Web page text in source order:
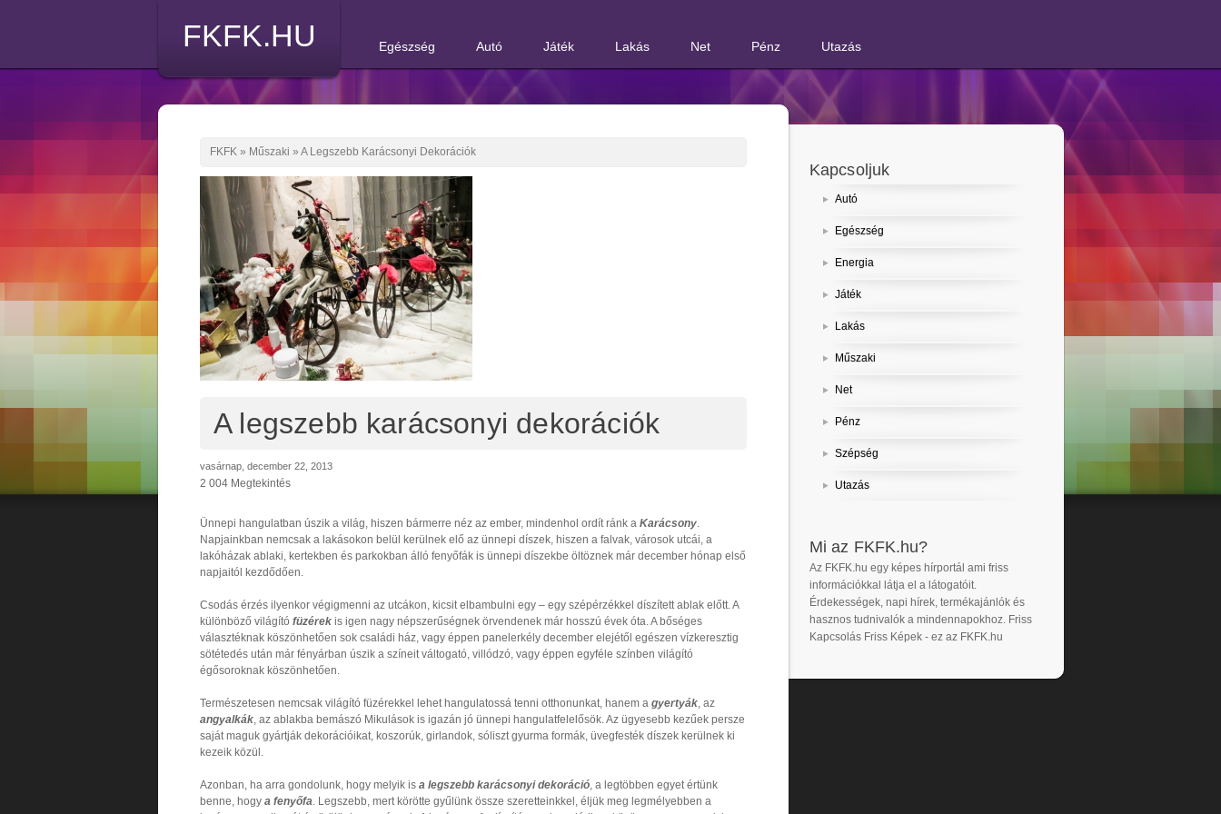
FKFK.HU Egészség Autó Játék Lakás Net Pénz Utazás
FKFK » Műszaki » A Legszebb Karácsonyi Dekorációk
A legszebb karácsonyi dekorációk
vasárnap, december 22, 2013
2 004 Megtekintés
Ünnepi hangulatban úszik a világ, hiszen bármerre néz az ember, mindenhol ordít ránk a Karácsony.
Napjainkban nemcsak a lakásokon belül kerülnek elő az ünnepi díszek, hiszen a falvak, városok utcái, a
lakóházak ablaki, kertekben és parkokban álló fenyőfák is ünnepi díszekbe öltöznek már december hónap első
napjaitól kezdődően.
Csodás érzés ilyenkor végigmenni az utcákon, kicsit elbambulni egy – egy szépérzékkel díszített ablak előtt. A
különböző világító füzérek is igen nagy népszerűségnek örvendenek már hosszú évek óta. A bőséges
választéknak köszönhetően sok családi ház, vagy éppen panelerkély december elejétől egészen vízkeresztig
sötétedés után már fényárban úszik a színeit váltogató, villódzó, vagy éppen egyféle színben világító
égősoroknak köszönhetően.
Természetesen nemcsak világító füzérekkel lehet hangulatossá tenni otthonunkat, hanem a gyertyák, az
angyalkák, az ablakba bemászó Mikulások is igazán jó ünnepi hangulatfelelősök. Az ügyesebb kezűek persze
saját maguk gyártják dekorációikat, koszorúk, girlandok, sóliszt gyurma formák, üvegfesték díszek kerülnek ki
kezeik közül.
Azonban, ha arra gondolunk, hogy melyik is a legszebb karácsonyi dekoráció, a legtöbben egyet értünk
benne, hogy a fenyőfa. Legszebb, mert körötte gyűlünk össze szeretteinkkel, éljük meg legmélyebben a
Kapcsoljuk
Autó
Egészség
Energia
Játék
Lakás
Műszaki
Net
Pénz
Szépség
Utazás
Mi az FKFK.hu?
Az FKFK.hu egy képes hírportál ami friss
információkkal látja el a látogatóit.
Érdekességek, napi hírek, termékajánlók és
hasznos tudnivalók a mindennapokhoz. Friss
Kapcsolás Friss Képek - ez az FKFK.hu